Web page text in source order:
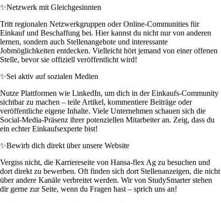
✨Netzwerk mit Gleichgesinnten
Tritt regionalen Netzwerkgruppen oder Online-Communities für
Einkauf und Beschaffung bei. Hier kannst du nicht nur von anderen
lernen, sondern auch Stellenangebote und interessante
Jobmöglichkeiten entdecken. Vielleicht hört jemand von einer offenen
Stelle, bevor sie offiziell veröffentlicht wird!
✨Sei aktiv auf sozialen Medien
Nutze Plattformen wie LinkedIn, um dich in der Einkaufs-Community
sichtbar zu machen – teile Artikel, kommentiere Beiträge oder
veröffentliche eigene Inhalte. Viele Unternehmen schauen sich die
Social-Media-Präsenz ihrer potenziellen Mitarbeiter an. Zeig, dass du
ein echter Einkaufsexperte bist!
✨Bewirb dich direkt über unsere Website
Vergiss nicht, die Karriereseite von Hansa-flex Ag zu besuchen und
dort direkt zu bewerben. Oft finden sich dort Stellenanzeigen, die nicht
über andere Kanäle verbreitet werden. Wir von StudySmarter stehen
dir gerne zur Seite, wenn du Fragen hast – sprich uns an!